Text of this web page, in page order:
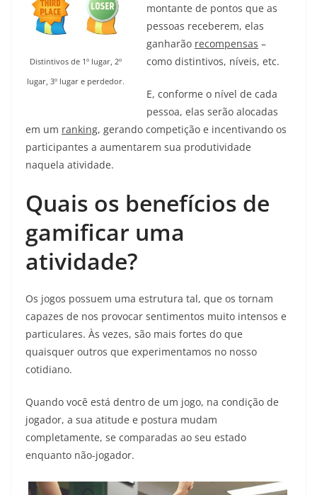
Distintivos de 1º lugar, 2º
lugar, 3º lugar e perdedor.
montante de pontos que as
pessoas receberem, elas
ganharão recompensas –
como distintivos, níveis, etc.
E, conforme o nível de cada
pessoa, elas serão alocadas
em um ranking, gerando competição e incentivando os
participantes a aumentarem sua produtividade
naquela atividade.
Quais os benefícios de
gamificar uma
atividade?
Os jogos possuem uma estrutura tal, que os tornam
capazes de nos provocar sentimentos muito intensos e
particulares. Às vezes, são mais fortes do que
quaisquer outros que experimentamos no nosso
cotidiano.
Quando você está dentro de um jogo, na condição de
jogador, a sua atitude e postura mudam
completamente, se comparadas ao seu estado
enquanto não-jogador.